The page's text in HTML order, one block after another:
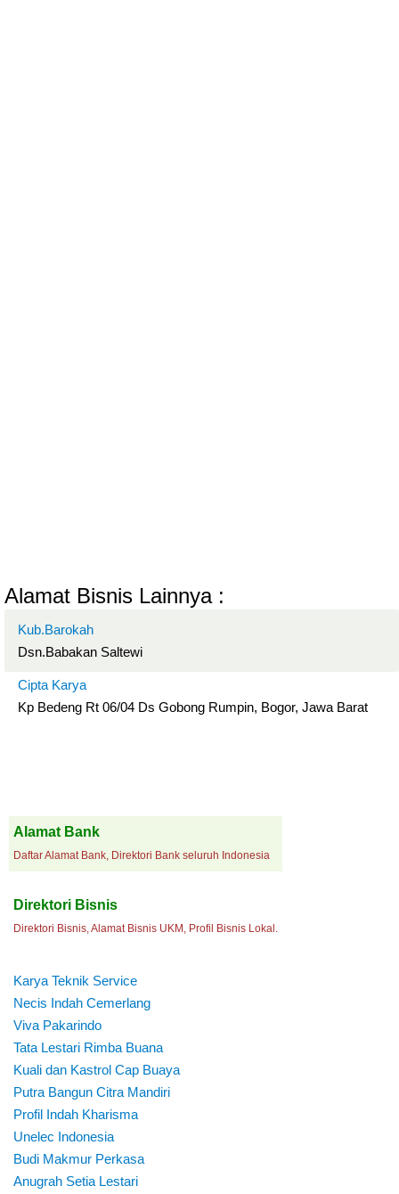
Alamat Bisnis Lainnya :
Kub.Barokah
Dsn.Babakan Saltewi
Cipta Karya
Kp Bedeng Rt 06/04 Ds Gobong Rumpin, Bogor, Jawa Barat
Alamat Bank
Daftar Alamat Bank, Direktori Bank seluruh Indonesia
Direktori Bisnis
Direktori Bisnis, Alamat Bisnis UKM, Profil Bisnis Lokal.
Karya Teknik Service
Necis Indah Cemerlang
Viva Pakarindo
Tata Lestari Rimba Buana
Kuali dan Kastrol Cap Buaya
Putra Bangun Citra Mandiri
Profil Indah Kharisma
Unelec Indonesia
Budi Makmur Perkasa
Anugrah Setia Lestari